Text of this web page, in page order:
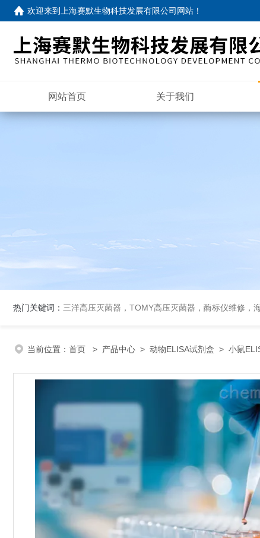
欢迎来到 上海赛默生物科技发展有限公司网站 ！
网站首页 关于我们
热门关键词： 三洋高压灭菌器，TOMY高压灭菌器，酶标仪维修，
当前位置： 首页 > 产品中心 > 动物ELISA试剂盒 > 小鼠